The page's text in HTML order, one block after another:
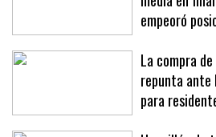
Baleares
media en
empeoró
La compra
repunta ante
para residentes